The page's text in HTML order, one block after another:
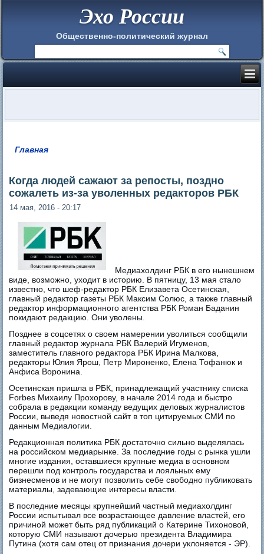
Эхо России
Общественно-политический журнал
Главная
Когда людей сажают за репосты, поздно
сожалеть из-за уволенных редакторов РБК
14 мая, 2016 - 20:17
Медиахолдинг РБК в его нынешнем
виде, возможно, уходит в историю. В пятницу, 13 мая стало
известно, что шеф-редактор РБК Елизавета Осетинская,
главный редактор газеты РБК Максим Солюс, а также главный
редактор информационного агентства РБК Роман Баданин
покидают редакцию. Они уволены.
Позднее в соцсетях о своем намерении уволиться сообщили
главный редактор журнала РБК Валерий Игуменов,
заместитель главного редактора РБК Ирина Малкова,
редакторы Юлия Ярош, Петр Мироненко, Елена Тофанюк и
Анфиса Воронина.
Осетинская пришла в РБК, принадлежащий участнику списка
Forbes Михаилу Прохорову, в начале 2014 года и быстро
собрала в редакции команду ведущих деловых журналистов
России, выведя новостной сайт в топ цитируемых СМИ по
данным Медиалогии.
Редакционная политика РБК достаточно сильно выделялась
на российском медиарынке. За последние годы с рынка ушли
многие издания, оставшиеся крупные медиа в основном
перешли под контроль государства и лояльных ему
бизнесменов и не могут позволить себе свободно публиковать
материалы, задевающие интересы власти.
В последние месяцы крупнейший частный медиахолдинг
России испытывал все возрастающее давление властей, его
причиной может быть ряд публикаций о Катерине Тихоновой,
которую СМИ называют дочерью президента Владимира
Путина (хотя сам отец от признания дочери уклоняется - ЭР).